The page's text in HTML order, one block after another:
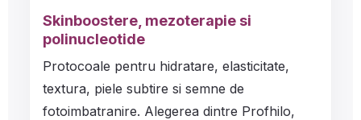
Skinboostere, mezoterapie si
polinucleotide
Protocoale pentru hidratare, elasticitate,
textura, piele subtire si semne de
fotoimbatranire. Alegerea dintre Profhilo,